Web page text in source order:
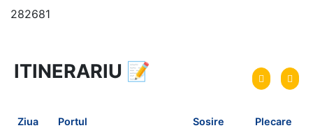
282681
8 zile vacanta de croaziera in
Marea Mediterana de Vest si Insulele Baleare -
link
ITINERARIU 📝
Ziua Portul Sosire Plecare